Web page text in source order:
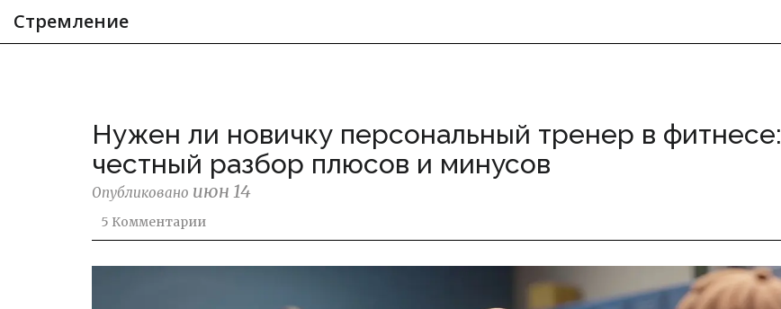
Стремление
Нужен ли новичку персональный тренер в фитнесе:
честный разбор плюсов и минусов
Опубликовано июн 14
5 Комментарии